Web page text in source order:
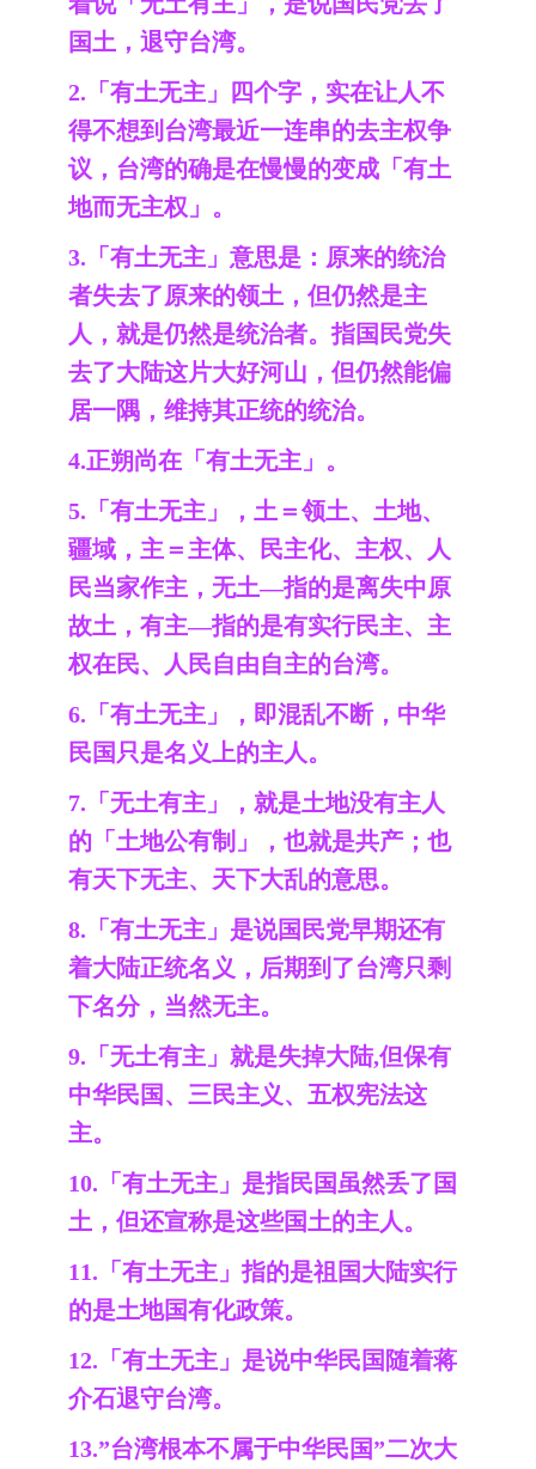
国土，退守台湾。
2.「有土无主」四个字，实在让人不
得不想到台湾最近一连串的去主权争
议，台湾的确是在慢慢的变成「有土
地而无主权」。
3.「有土无主」意思是：原来的统治
者失去了原来的领土，但仍然是主
人，就是仍然是统治者。指国民党失
去了大陆这片大好河山，但仍然能偏
居一隅，维持其正统的统治。
4.正朔尚在「有土无主」。
5.「有土无主」，土＝领土、土地、
疆域，主＝主体、民主化、主权、人
民当家作主，无土—指的是离失中原
故土，有主—指的是有实行民主、主
权在民、人民自由自主的台湾。
6.「有土无主」，即混乱不断，中华
民国只是名义上的主人。
7.「无土有主」，就是土地没有主人
的「土地公有制」，也就是共产；也
有天下无主、天下大乱的意思。
8.「有土无主」是说国民党早期还有
着大陆正统名义，后期到了台湾只剩
下名分，当然无主。
9.「无土有主」就是失掉大陆,但保有
中华民国、三民主义、五权宪法这
主。
10.「有土无主」是指民国虽然丢了国
土，但还宣称是这些国土的主人。
11.「有土无主」指的是祖国大陆实行
的是土地国有化政策。
12.「有土无主」是说中华民国随着蒋
介石退守台湾。
13.”台湾根本不属于中华民国”二次大